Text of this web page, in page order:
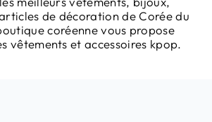
de décoration de Corée du
coréenne vous propose
vêtements et accessoires kpop.